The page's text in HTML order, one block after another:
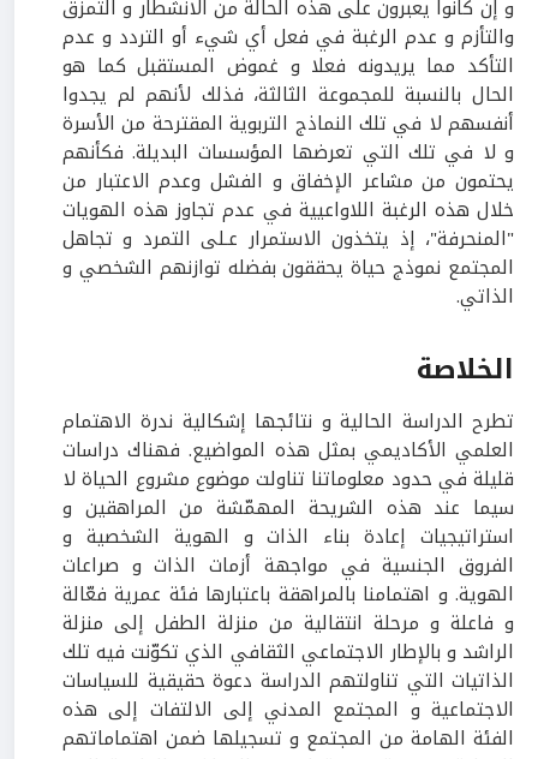
و إن كانوا يعبرون على هذه الحالة من الانشطار و التمزق
والتأزم و عدم الرغبة في فعل أي شيء أو التردد و عدم
التأكد مما يريدونه فعلا و غموض المستقبل كما هو
الحال بالنسبة للمجموعة الثالثة، فذلك لأنهم لم يجدوا
أنفسهم لا في تلك النماذج التربوية المقترحة من الأسرة
و لا في تلك التي تعرضها المؤسسات البديلة. فكأنهم
يحتمون من مشاعر الإخفاق و الفشل وعدم الاعتبار من
خلال هذه الرغبة اللاواعيية في عدم تجاوز هذه الهويات
"المنحرفة"، إذ يتخذون الاستمرار عـلى التمرد و تجاهل
المجتمع نموذج حياة يحققون بفضله توازنهم الشخصي و
الذاتي.
الخلاصة
تطرح الدراسة الحالية و نتائجها إشكالية ندرة الاهتمام
العلمي الأكاديمي بمثل هذه المواضيع. فهناك دراسات
قليلة في حدود معلوماتنا تناولت موضوع مشروع الحياة لا
سيما عند هذه الشريحة المهمّشة من المراهقين و
استراتيجيات إعادة بناء الذات و الهوية الشخصية و
الفروق الجنسية في مواجهة أزمات الذات و صراعات
الهوية. و اهتمامنا بالمراهقة باعتبارها فئة عمرية فعّالة
و فاعلة و مرحلة انتقالية من منزلة الطفل إلى منزلة
الراشد و بالإطار الاجتماعي الثقافي الذي تكوّنت فيه تلك
الذاتيات التي تناولتهم الدراسة دعوة حقيقية للسياسات
الاجتماعية و المجتمع المدني إلى الالتفات إلى هذه
الفئة الهامة من المجتمع و تسجيلها ضمن اهتماماتهم